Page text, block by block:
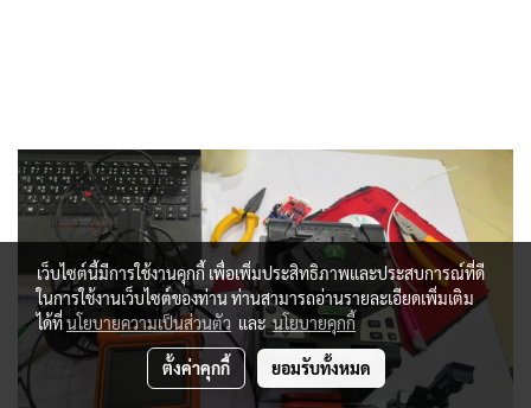
เว็บไซต์นี้มีการใช้งานคุกกี้ เพื่อเพิ่มประสิทธิภาพและประสบการณ์ที่ดี
ในการใช้งานเว็บไซต์ของท่าน ท่านสามารถอ่านรายละเอียดเพิ่มเติม
ได้ที่นโยบายความเป็นส่วนตัว และนโยบายคุกกี้
ตั้งค่าคุกกี้ ยอมรับทั้งหมด